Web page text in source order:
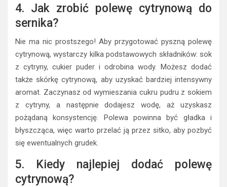
4. Jak zrobić polewę cytrynową do
sernika?
Nie ma nic prostszego! Aby przygotować pyszną polewę
cytrynową, wystarczy kilka podstawowych składników: sok
z cytryny, cukier puder i odrobina wody. Możesz dodać
także skórkę cytrynową, aby uzyskać bardziej intensywny
aromat. Zaczynasz od wymieszania cukru pudru z sokiem
z cytryny, a następnie dodajesz wodę, aż uzyskasz
pożądaną konsystencję. Polewa powinna być gładka i
błyszcząca, więc warto przelać ją przez sitko, aby pozbyć
się ewentualnych grudek.
5. Kiedy najlepiej dodać polewę
cytrynową?